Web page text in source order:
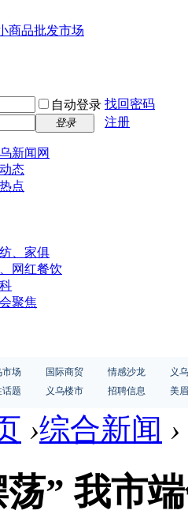
商品批发市场
自动登录 找回密码
登录 注册
新闻网
态
点
、家俱
网红餐饮
聚焦
市场 国际商贸 情感沙龙
义
话题 义乌楼市 招聘信息 美
›综合新闻 ›
” 我市